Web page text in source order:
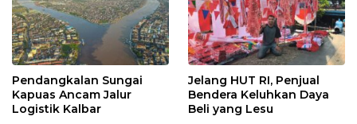
Pendangkalan Sungai
Kapuas Ancam Jalur
Logistik Kalbar
Jelang HUT RI, Penjual
Bendera Keluhkan Daya
Beli yang Lesu